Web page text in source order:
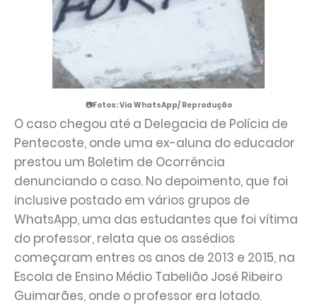
📷Fotos: Via WhatsApp/ Reprodução
O caso chegou até a Delegacia de Polícia de
Pentecoste, onde uma ex-aluna do educador
prestou um Boletim de Ocorrência
denunciando o caso. No depoimento, que foi
inclusive postado em vários grupos de
WhatsApp, uma das estudantes que foi vítima
do professor, relata que os assédios
começaram entres os anos de 2013 e 2015, na
Escola de Ensino Médio Tabelião José Ribeiro
Guimarães, onde o professor era lotado.